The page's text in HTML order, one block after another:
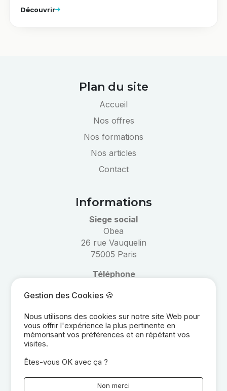
Découvrir
Plan du site
Accueil
Nos offres
Nos formations
Nos articles
Contact
Informations
Siege social
Obea
26 rue Vauquelin
75005 Paris
Téléphone
informations@obea.fr
Gestion des Cookies 🍪
Nous utilisons des cookies sur notre site Web pour
vous offrir l'expérience la plus pertinente en
mémorisant vos préférences et en répétant vos
visites.
Êtes-vous OK avec ça ?
Non merci